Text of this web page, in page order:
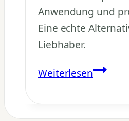
Anwendung und
Eine echte
Liebhaber.
WeiterlesenKefir-